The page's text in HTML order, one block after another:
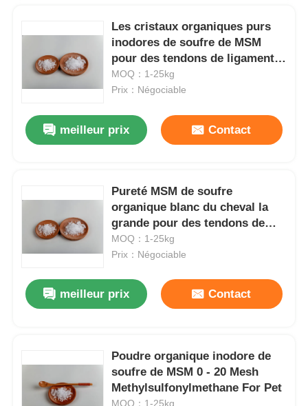
Vidéos
À propos de nous
Contrôle de la qualité
Poudre de MSM
MSM Méthylsulfonylméthane
Sulfone diméthylique de MSM
Les cristaux organiques purs
inodores de soufre de MSM
pour des tendons de ligaments
pèlent la santé
MOQ：1-25kg
Prix：Négociable
meilleur prix Contact
Pureté MSM de soufre
organique blanc du cheval la
grande pour des tendons de
ligaments pèlent la santé
MOQ：1-25kg
Prix：Négociable
meilleur prix Contact
Poudre organique inodore de
soufre de MSM 0 - 20 Mesh
Methylsulfonylmethane For Pet
MOQ：1-25kg